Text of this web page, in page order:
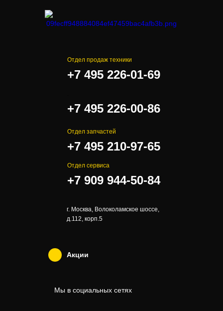
Отдел продаж техники
+7 495 226-01-69
+7 495 226-00-86
Отдел запчастей
+7 495 210-97-65
Отдел сервиса
+7 909 944-50-84
г. Москва, Волоколамское шоссе,
д.112, корп.5
Акции
Мы в социальных сетях